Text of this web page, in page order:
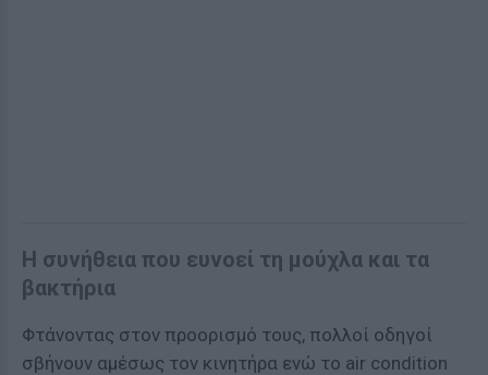
Η συνήθεια που ευνοεί τη μούχλα και τα
βακτήρια
Φτάνοντας στον προορισμό τους, πολλοί οδηγοί
σβήνουν αμέσως τον κινητήρα ενώ το air condition